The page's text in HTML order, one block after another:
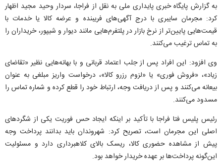
به گزارش پایگاه خبری پایداری ملی به نقل از فراجا، سردار وحید مجید اظهار
کرد: مجرمان سایبری با درج آگهی‌های فریبنده و عرضه کالا یا خدمات با
قیمت‌هایی پایین‌تر از نرخ بازار در پلتفرم‌هایی مانند دیوار و شیپور، خریداران را
به تماس ترغیب می‌کنند.
وی افزود: این افراد پس از جلب اعتماد قربانی و با بهانه‌هایی نظیر «تقاضای
زیاد»، «فروش فوری» یا «لزوم رزرو کالا»، درخواست واریز مبلغی به عنوان
بیعانه می‌کنند و پس از دریافت وجه، ارتباط خود را قطع کرده و شماره تماس را
مسدود می‌کنند.
رئیس پلیس فتا فراجا با تأکید بر اینکه ایجاد حس فوریت یکی از شگرد‌های
اصلی این مجرمان است، تصریح کرد: شهروندان باید بدانند پرداخت وجه
پیش از مشاهده حضوری کالا، ریسک بالای کلاهبرداری دارد و مسئولیت
این‌گونه پرداخت‌ها بر عهده خریدار خواهد بود.